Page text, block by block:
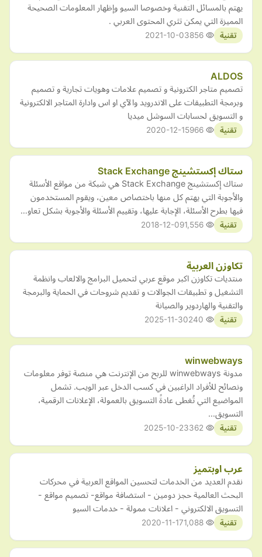
يهتم بالمسائل التقنية وخصوصا السيو وإظهار المعلومات الصحيحة
المميزة التي يمكن تثري المحتوى العربي .
تقنية 2021-10-03
ALDOS
تصميم متاجر الكترونية و تصميم علامات وهويات تجارية و تصميم
وبرمجة التطبيقات على الاندرويد والآي او اس وادارة المتاجر الالكترونية
و التسويق لحسابات السوشل ميديا
تقنية 2020-12-15
ستاك إكستشينج Stack Exchange
ستاك إكستشينج Stack Exchange هي شبكة من مواقع الأسئلة
والأجوبة التي يهتم كل منها باختصاص معين، ويقوم المستخدمون
فيها بطرح الأسئلة، الإجابة عليها، وتقييم الأسئلة والأجوبة بشكل تعاو…
تقنية 2018-12-09
تكاوزن العربية
منتديات تكاوزن اكبر موقع عربي لتحميل البرامج والالعاب وانظمة
التشغيل و تطبيقات الجوالات و تقديم شروحات في الحماية والبرمجة
والتقنية والهاردوير والصيانة
تقنية 2025-11-30
winwebways
مدونة winwebways للربح من الإنترنت هي منصة توفر معلومات
ونصائح للأفراد الراغبين في كسب الدخل عبر الويب. تشمل
المواضيع التي تُغطى عادةً التسويق بالعمولة، الإعلانات الرقمية،
التسويق…
تقنية 2025-10-23
عرب اوبتميز
نقدم العديد من الخدمات لتحسين المواقع العربية في محركات
البحث العالمية حجز دومين - استضافة مواقع- تصميم مواقع -
التسويق الالكتروني - اعلانات ممولة - خدمات السيو
تقنية 2020-11-17